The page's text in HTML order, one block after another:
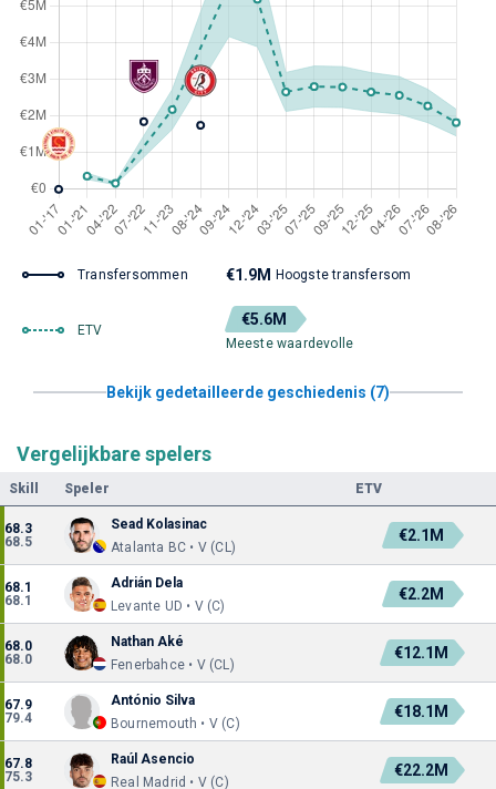
Transfersommen €1.9M Hoogste transfersom
ETV
€5.6M
Meeste waardevolle
Bekijk gedetailleerde geschiedenis (7)
Vergelijkbare spelers
Skill Speler ETV
68.3
68.5
Sead Kolasinac
Atalanta BC • V (CL)
€2.1M
68.1
68.1
Adrián Dela
Levante UD • V (C)
€2.2M
68.0
68.0
Nathan Aké
Fenerbahce • V (CL)
€12.1M
67.9
79.4
António Silva
Bournemouth • V (C)
€18.1M
67.8
75.3
Raúl Asencio
Real Madrid • V (C)
€22.2M